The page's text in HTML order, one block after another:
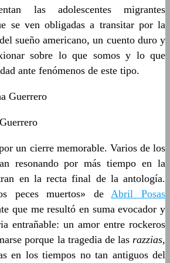
las adolescentes migrantes
se ven obligadas a transitar por la
sueño americano, un cuento duro y
sobre lo que somos y lo que
ante fenómenos de este tipo.
un cierre memorable. Varios de los
resonando por más tiempo en la
en la recta final de la antología.
peces muertos» deAbril Posas
que me resultó en suma evocador y
entrañable: un amor entre rockeros
porque la tragedia de las razzias,
en los tiempos no tan antiguos del